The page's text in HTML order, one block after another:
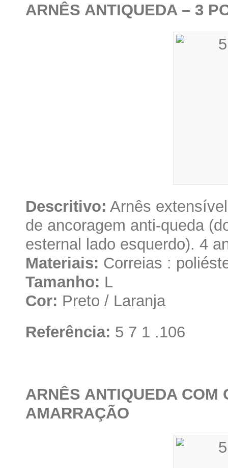
ARNÊS ANTIQUEDA – 3
Descritivo: Arnês
de ancoragem anti-queda
esternal lado esquerdo). 4
Materiais: Correias :
Tamanho: L
Cor: Preto / Laranja
Referência: 5 7 1 .106
ARNÊS ANTIQUEDA COM
AMARRAÇÃO